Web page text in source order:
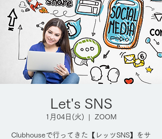
Let's SNS
1月04日(火) ZOOM
Clubhouseで行ってきた【レッツSNS】をサ